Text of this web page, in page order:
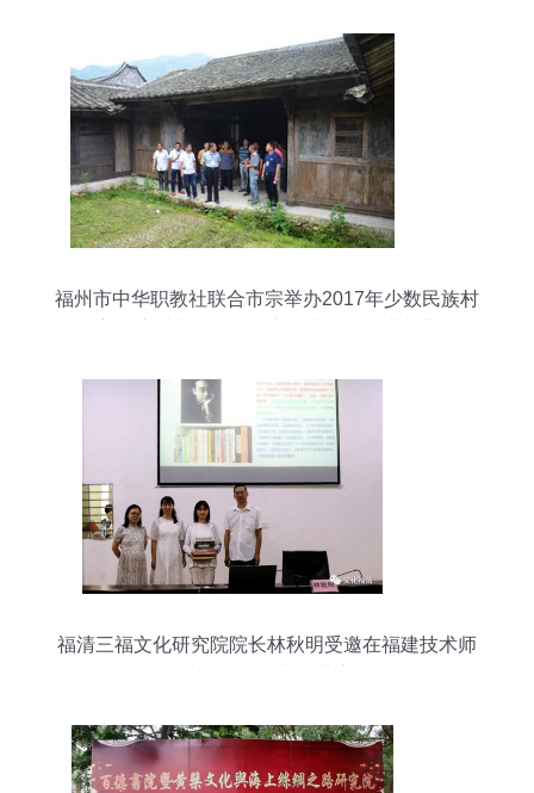
福州市中华职教社联合市宗举办2017年少数民族村
福清三福文化研究院院长林秋明受邀在福建技术师